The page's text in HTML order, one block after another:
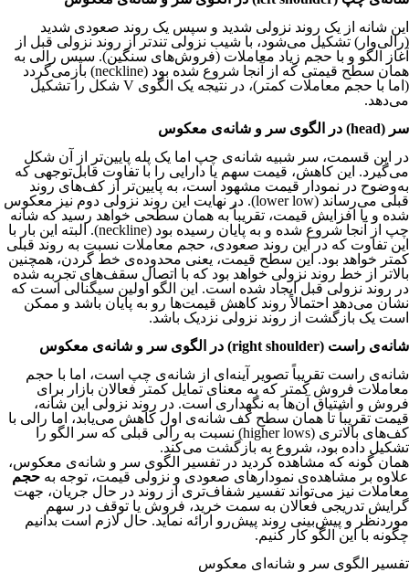
این شانه از یک روند نزولی شدید و سپس یک روند صعودی شدید
(رالی‌وار) تشکیل می‌شود، با شیب نزولی تندتر از روند نزولی قبل از
آغاز الگو و با حجم زیاد معاملات (فروش‌های سنگین). سپس رالی به
همان سطح قیمتی که از آنجا شروع شده بود (neckline) بازمی‌گردد
(اما با حجم معاملات کمتر)، در نتیجه یک الگوی V شکل را تشکیل
می‌دهد.
سر (head) در الگوی سر و شانه‌ی معکوس
در این قسمت، سر شبیه شانه‌ی چپ اما یک پله پایین‌تر از آن شکل
می‌گیرد. این کاهش، قیمت سهم یا دارایی را با تفاوت قابل‌توجهی که
به‌وضوح در نمودار قیمت مشهود است، به پایین‌تر از کف‌های روند
قبلی می‌رساند (lower low). در نهایت این روند نزولی دوم نیز معکوس
شده و با افزایش قیمت، تقریباً به همان سطحی خواهد رسید که شانه
چپ از آنجا شروع شده و به پایان رسیده بود (neckline). البته این بار با
این تفاوت که در این روند صعودی، حجم معاملات نسبت به روند قبلی
کمتر خواهد بود. این سطح قیمت، یعنی محدوده‌ی خط گردن، همچنین
بالاتر از خط روند نزولی خواهد بود که با اتصال سقف‌های تجربه شده
در روند نزولی قبل ایجاد شده است. این الگو اولین سیگنالی است که
نشان می‌دهد احتمالاً روند کاهش قیمت‌ها رو به پایان باشد و ممکن
است یک بازگشت از روند نزولی نزدیک باشد.
شانه‌ی راست (right shoulder) در الگوی سر و شانه‌ی معکوس
شانه‌ی راست تقریباً تصویر آینه‌ای از شانه‌ی چپ است، اما با حجم
معاملات فروش کمتر که به معنای تمایل کمتر فعالان بازار برای
فروش و اشتیاق آن‌ها به نگهداری است. در روند نزولی این شانه،
قیمت تقریباً تا همان سطح کف شانه‌ی اول کاهش می‌یابد، اما رالی با
کف‌های بالاتری (higher lows) نسبت به رالی قبلی که سر الگو را
تشکیل داده بود، شروع به بازگشت می‌کند.
همان گونه که مشاهده کردید در تفسیر الگوی سر و شانه‌ی معکوس،
علاوه بر مشاهده‌ی نمودارهای صعودی و نزولی قیمت، توجه به حجم
معاملات نیز می‌تواند تفسیر شفاف‌تری از روند در حال جریان، جهت
گرایش تدریجی فعالان به سمت خرید، فروش یا توقف در سهم
موردنظر و پیش‌بینی روند پیش‌رو ارائه نماید. حال لازم است بدانیم
چگونه با این الگو کار کنیم.
تفسیر الگوی سر و شانه‌ای معکوس